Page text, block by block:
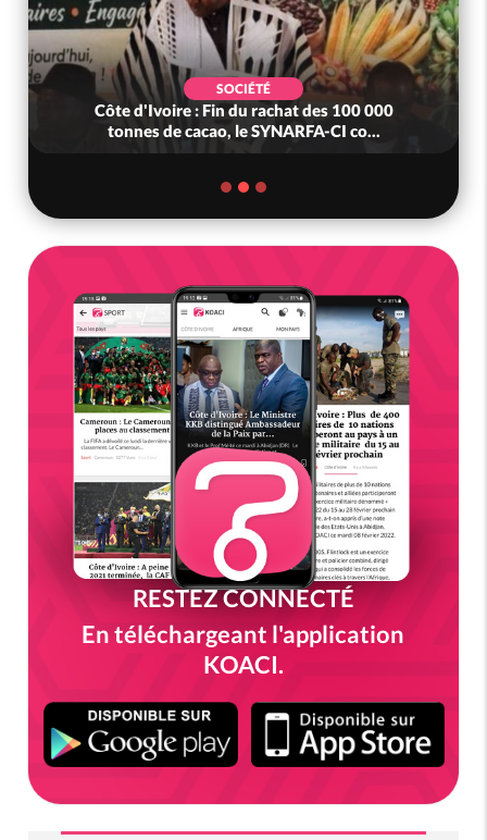
SOCIÉTÉ
Côte d'Ivoire : Fin du rachat des 100 000
tonnes de cacao, le SYNARFA-CI co...
RESTEZ CONNECTÉ
En téléchargeant l'application
KOACI.